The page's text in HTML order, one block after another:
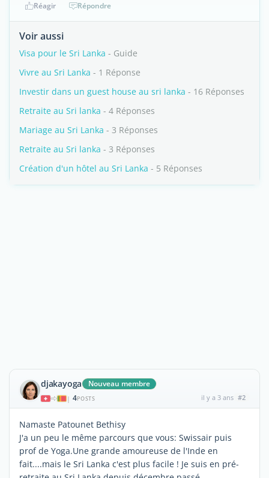
Réagir Répondre
Voir aussi
Visa pour le Sri Lanka - Guide
Vivre au Sri Lanka - 1 Réponse
Investir dans un guest house au sri lanka - 16 Réponses
Retraite au Sri lanka - 4 Réponses
Mariage au Sri Lanka - 3 Réponses
Retraite au Sri lanka - 3 Réponses
Création d'un hôtel au Sri Lanka - 5 Réponses
djakayoga Nouveau membre
| 4POSTS il y a 3 ans #2
Namaste Patounet Bethisy
J'a un peu le même parcours que vous: Swissair puis
prof de Yoga.Une grande amoureuse de l'Inde en
fait....mais le Sri Lanka c'est plus facile ! Je suis en pré-